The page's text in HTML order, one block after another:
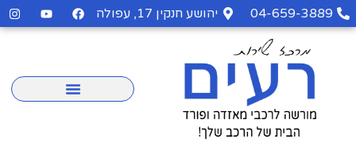
04-659-3889 יהושע חנקין 17, עפולה